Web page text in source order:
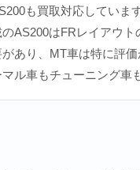
も買取対応していま
のAS200はFRレイアウト
があり、MT車は特に評
ル車もチューニング車